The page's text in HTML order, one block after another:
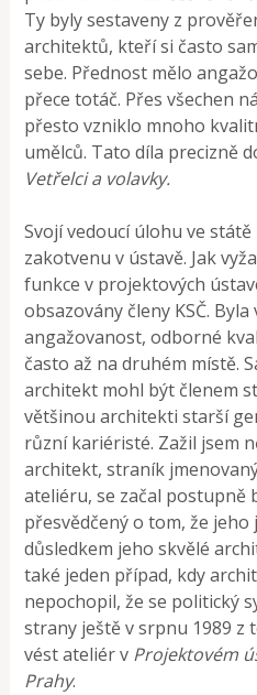
Ty byly sestaveny z
architektů, kteří si často
sebe. Přednost mělo
přece totáč. Přes všechen
přesto vzniklo mnoho
umělců. Tato díla precizně
Vetřelci a volavky.
Svojí vedoucí úlohu ve
zakotvenu v ústavě. Jak
funkce v projektových
obsazovány členy KSČ.
angažovanost, odborné
často až na druhém místě.
architekt mohl být členem
většinou architekti starší
různí kariéristé. Zažil jsem
architekt, straník
ateliéru, se začal postupně
přesvědčený o tom, že
důsledkem jeho skvělé
také jeden případ, kdy
nepochopil, že se politický
strany ještě v srpnu 1989 z
vést ateliér v Projektovém
Prahy.